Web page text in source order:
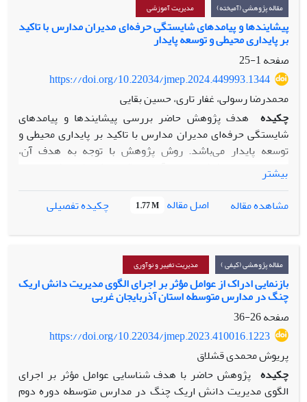
مقاله پژوهشی (آمیخته) مدیریت آموزشی
پیشایندها و پیامدهای شایستگی حرفه‌ای مدیران مدارس با تاکید
بر پایداری محیطی و توسعه پایدار
صفحه1-25
https://doi.org/10.22034/jmep.2024.449993.1344
محمدرضا رسولی، غفار تاری، حسین بقایی
چکیده هدف پژوهش حاضر بررسی پیشایندها و پیامدهای
شایستگی حرفه‌ای مدیران مدارس با تاکید بر پایداری محیطی و
توسعه پایدار می‌باشد. روش پژوهش با توجه به هدف آن،
کاربردی و از حیث شیوه اجرا، آمیخته (کیفی-کمی) می­باشد. جامعه
آماری این پژوهش در بخش کیفی شامل صاحبنظران و اساتید
حوزه تعلیم و تربیت در شهر تهران بودند که نمونه گیری به شیوه
هدفمند انجام شد و در بخش کمی جهت اعتبار یابی الگوی
پژوهش، مدیران مدارس متوسطه در شهر تهران به شیوه نمونه
استفاده از مصاحبه اطلاعات و داده‌­­های لازم از صاحبنظران و
اساتید حوزه تعلیم و تربیت جمع ­آوری گردیده و سپس مدل
شایستگی حرفه‌ای مدیران مدارس به عنوان پیشران مؤثر وکلیدی
توسعه پایدار براساس پرسشنامه اعتبارسنجی شده است. جهت
تجزیه و تحلیل داده‌ها از نرم­افزار MAXQDA 18 و PLS-Smart 3
استفاده شده است. یافته‌های تحقیق نشان داد که مدل شایستگی
حرفه‌ای مدیران شامل توانمندسازهای شایستگی مهارتی،
شایستگی مدیریتی و شایستگی‌های اخلاق و رفتار حرفه‌ای، توسعه
مدیران، شاخصه‌های اجتماعی مدیران، تأسیس گروه‌های کاری
بیشتر
مشاهده مقاله
اصل مقاله 1.77 M چکیده تفصیلی
مقاله پژوهشی (کیفی ) مدیریت تغییر و نوآوری
بازنمایی ادراک از عوامل مؤثر بر اجرای الگوی مدیریت دانش اریک
چنگ در مدارس متوسطه استان آذربایجان غربی
صفحه26-36
https://doi.org/10.22034/jmep.2023.410016.1223
پریوش محمدی قشلاق
چکیده پژوهش حاضر با هدف شناسایی عوامل مؤثر بر اجرای
الگوی مدیریت دانش اریک چنگ در مدارس متوسطه دوره دوم